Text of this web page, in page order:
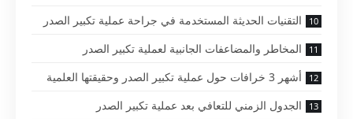
التقنيات الحديثة المستخدمة في جراحة عملية تكبير الصدر
المخاطر والمضاعفات الجانبية لعملية تكبير الصدر
أشهر 3 خرافات حول عملية تكبير الصدر وحقيقتها العلمية
الجدول الزمني للتعافي بعد عملية تكبير الصدر